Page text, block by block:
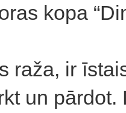
kopa
raža, ir
un